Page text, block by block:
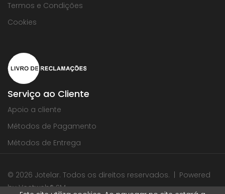
Termos e Condições
Cookies
Serviço ao Cliente
Apoio a cliente
Métodos de Pagamento
Métodos de Entrega
© 2026 Jotelar. Todos os direitos reservados. | Powered
byVectweb®SM